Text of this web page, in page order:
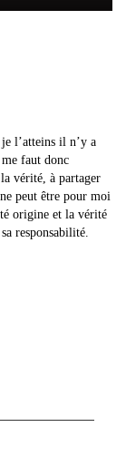
l’atteins il n’y a
faut donc
vérité, à partager
peut être pour moi
origine et la vérité
responsabilité.